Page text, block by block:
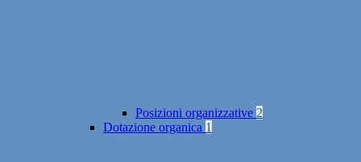
Posizioni organizzative 2
Dotazione organica 1